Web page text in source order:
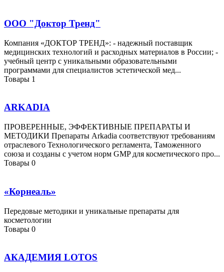
ООО "Доктор Тренд"
Компания «ДОКТОР ТРЕНД»: - надежный поставщик
медицинских технологий и расходных материалов в России; -
учебный центр с уникальными образовательными
программами для специалистов эстетической мед...
Товары 1
ARKADIA
ПРОВЕРЕННЫЕ, ЭФФЕКТИВНЫЕ ПРЕПАРАТЫ И
МЕТОДИКИ Препараты Arkadia соответствуют требованиям
отраслевого Технологического регламента, Таможенного
союза и созданы с учетом норм GMP для косметического про...
Товары 0
«Корнеаль»
Передовые методики и уникальные препараты для
косметологии
Товары 0
АКАДЕМИЯ LOTOS